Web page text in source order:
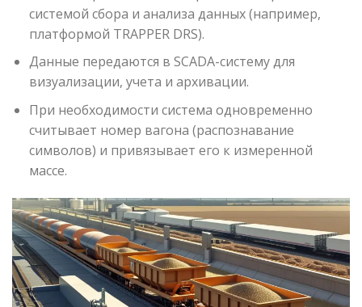
системой сбора и анализа данных (например,
платформой TRAPPER DRS).
Данные передаются в SCADA-систему для
визуализации, учета и архивации.
При необходимости система одновременно
считывает номер вагона (распознавание
символов) и привязывает его к измеренной
массе.